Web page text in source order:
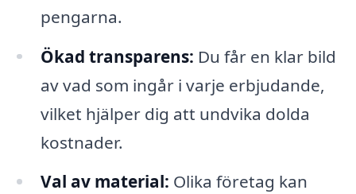
pengarna.
Ökad transparens: Du får en klar bild
av vad som ingår i varje erbjudande,
vilket hjälper dig att undvika dolda
kostnader.
Val av material: Olika företag kan